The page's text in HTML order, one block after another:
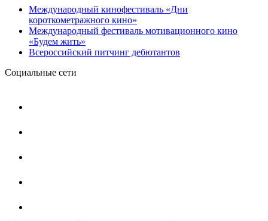
Международный кинофестиваль «Дни
короткометражного кино»
Международный фестиваль мотивационного кино
«Будем жить»
Всероссийский питчинг дебютантов
Социальные сети